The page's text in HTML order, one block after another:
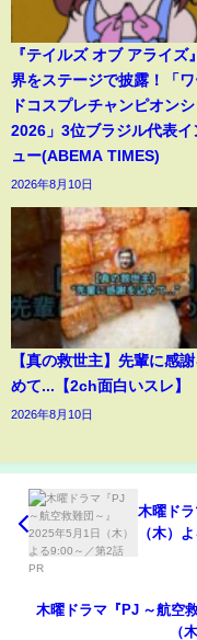
『テイルズ オブ アライズ
界をステージで披露！「
ドコスプレチャンピオン
2026」3位ブラジル代表イ
ュー(ABEMA TIMES)
2026年8月10日
【真の救世主】先輩に感
めて...【2ch面白いスレ】
2026年8月10日
木曜ド
（木）
木曜ドラマ『PJ ～航空
（